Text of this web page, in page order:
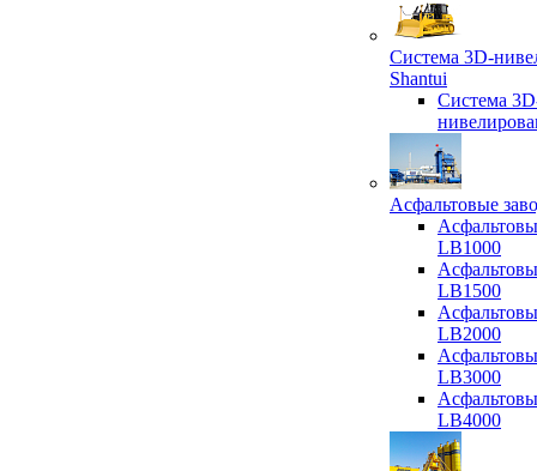
Система 3D-
Shantui
Система
Асфальтовые
LB1000
LB1500
LB2000
LB3000
LB4000